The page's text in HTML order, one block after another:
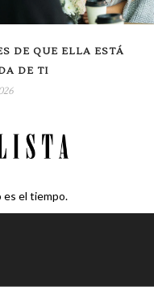
DE QUE ELLA ESTÁ
DE TI
es el tiempo.